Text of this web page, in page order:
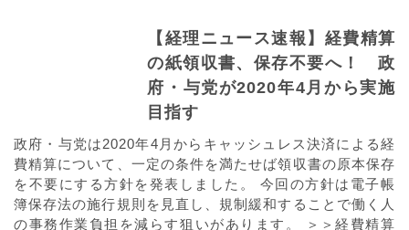
【経理ニュース速報】経費精算
の紙領収書、保存不要へ！ 政
府・与党が2020年4月から実施
目指す
政府・与党は2020年4月からキャッシュレス決済による経
費精算について、一定の条件を満たせば領収書の原本保存
を不要にする方針を発表しました。 今回の方針は電子帳
簿保存法の施行規則を見直し、規制緩和することで働く人
の事務作業負担を減らす狙いがあります。 ＞＞経費精算